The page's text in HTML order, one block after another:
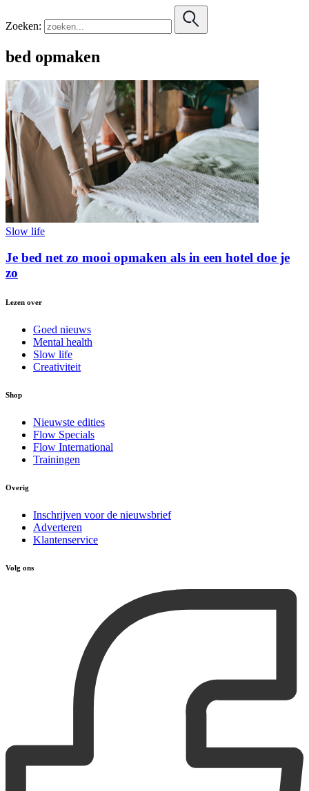
Zoeken:
bed opmaken
Slow life
Je bed net zo mooi opmaken als in een hotel doe je
zo
Lezen over
Goed nieuws
Mental health
Slow life
Creativiteit
Shop
Nieuwste edities
Flow Specials
Flow International
Trainingen
Overig
Inschrijven voor de nieuwsbrief
Adverteren
Klantenservice
Volg ons